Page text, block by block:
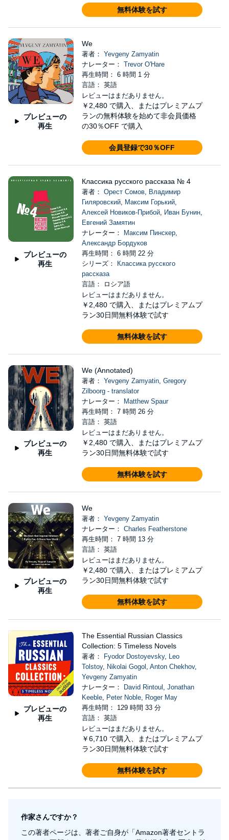
無料体験を試す
プレビューの
再生
We
著者： Yevgeny Zamyatin
ナレーター： Trevor O'Hare
再生時間： 6 時間 1 分
言語： 英語
レビューはまだありません。
￥2,480 で購入、またはプレミアムプ
ランの無料体験を始めて非会員価格
の30％OFF で購入
会員登録で30％OFF
プレビューの
再生
Классика русского рассказа № 4
著者： Орест Сомов, Владимир
Гиляровский, Максим Горький,
Алексей Новиков-Прибой, Иван Бунин,
Евгений Замятин
ナレーター：
Максим Пинскер,
Александр Бордуков
再生時間： 6 時間 22 分
シリーズ：
Классика русского
рассказа
言語： ロシア語
レビューはまだありません。
￥2,480 で購入、またはプレミアムプ
ラン30日間無料体験で試す
無料体験を試す
プレビューの
再生
We (Annotated)
著者： Yevgeny Zamyatin, Gregory
Zilboorg - translator
ナレーター：
Matthew Spaur
再生時間： 7 時間 26 分
言語： 英語
レビューはまだありません。
￥2,480 で購入、またはプレミアムプ
ラン30日間無料体験で試す
無料体験を試す
プレビューの
再生
We
著者： Yevgeny Zamyatin
ナレーター： Charles Featherstone
再生時間： 7 時間 13 分
言語： 英語
レビューはまだありません。
￥2,480 で購入、またはプレミアムプ
ラン30日間無料体験で試す
無料体験を試す
プレビューの
再生
The Essential Russian Classics
Collection: 5 Timeless Novels
著者： Fyodor Dostoyevsky, Leo
Tolstoy, Nikolai Gogol , Anton Chekhov,
Yevgeny Zamyatin
ナレーター：
David Rintoul , Jonathan
Keeble, Peter Noble, Roger May
再生時間： 129 時間 33 分
言語： 英語
レビューはまだありません。
￥6,710 で購入、またはプレミアムプ
ラン30日間無料体験で試す
無料体験を試す
作家さんですか？
この著者ページは、著者ご自身が「Amazon著者セントラ